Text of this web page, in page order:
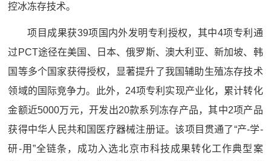
控冰冻存技术。
项目成果获39项国内外发明专利授权，其中4项专利通
过PCT途径在美国、日本、俄罗斯、澳大利亚、新加坡、韩
国等多个国家获得授权，显著提升了我国辅助生殖冻存技术
领域的国际竞争力。此外，24项专利实现产业化，累计转化
金额近5000万元，开发出20款系列冻存产品，其中2项产品
获得中华人民共和国医疗器械注册证。该项目贯通了“产-学-
研-用”全链条，成功入选北京市科技成果转化工作典型案